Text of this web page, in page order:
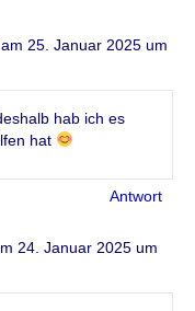
am 25. Januar 2025 um
hab ich es
hat
Antwort
24. Januar 2025 um